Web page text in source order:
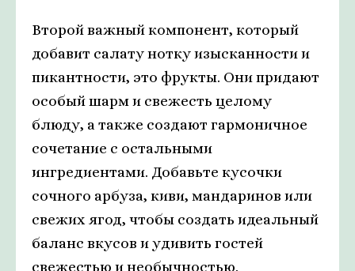
Второй важный компонент, который
добавит салату нотку изысканности и
пикантности, это фрукты. Они придают
особый шарм и свежесть целому
блюду, а также создают гармоничное
сочетание с остальными
ингредиентами. Добавьте кусочки
сочного арбуза, киви, мандаринов или
свежих ягод, чтобы создать идеальный
баланс вкусов и удивить гостей
свежестью и необычностью.